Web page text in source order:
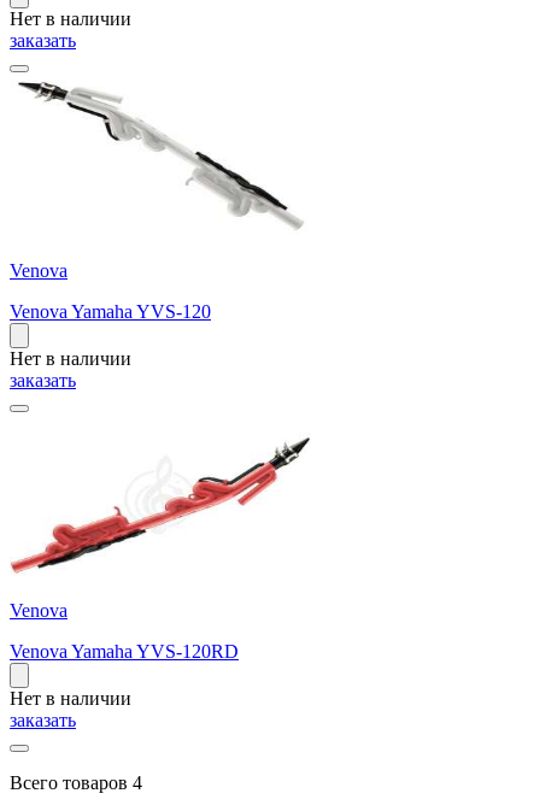
Нет в наличии
заказать
Venova
Venova Yamaha YVS-120
Нет в наличии
заказать
Venova
Venova Yamaha YVS-120RD
Нет в наличии
заказать
Всего товаров 4